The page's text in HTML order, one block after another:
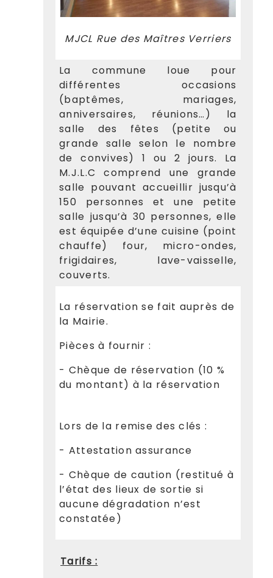
MJCL Rue des Maîtres Verriers
La commune loue pour
différentes occasions
(baptêmes, mariages,
anniversaires, réunions…) la
salle des fêtes (petite ou
grande salle selon le nombre
de convives) 1 ou 2 jours. La
M.J.L.C comprend une grande
salle pouvant accueillir jusqu’à
150 personnes et une petite
salle jusqu’à 30 personnes, elle
est équipée d’une cuisine (point
chauffe) four, micro-ondes,
frigidaires, lave-vaisselle,
couverts.
La réservation se fait auprès de
la Mairie.
Pièces à fournir :
- Chèque de réservation (10 %
du montant) à la réservation
Lors de la remise des clés :
- Attestation assurance
- Chèque de caution (restitué à
l’état des lieux de sortie si
aucune dégradation n’est
constatée)
Tarifs :